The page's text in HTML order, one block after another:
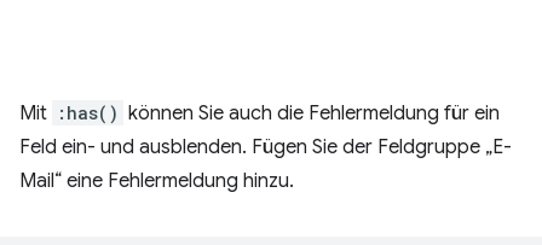
Mit :has() können Sie auch die Fehlermeldung für ein
Feld ein- und ausblenden. Fügen Sie der Feldgruppe „E-
Mail“ eine Fehlermeldung hinzu.